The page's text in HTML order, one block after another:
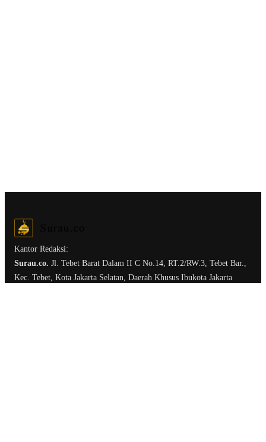
Kantor Redaksi:
Surau.co. Jl. Tebet Barat Dalam II C No.14, RT.2/RW.3, Tebet Bar.,
Kec. Tebet, Kota Jakarta Selatan, Daerah Khusus Ibukota Jakarta